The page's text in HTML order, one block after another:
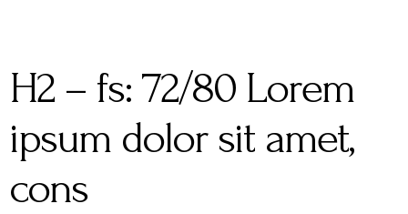
H2 – fs: 72/80 Lorem
ipsum dolor sit amet,
cons